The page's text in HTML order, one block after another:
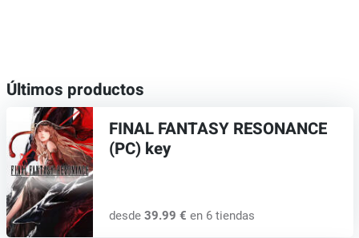
Últimos productos
FINAL FANTASY RESONANCE
(PC) key
desde 39.99 € en 6 tiendas